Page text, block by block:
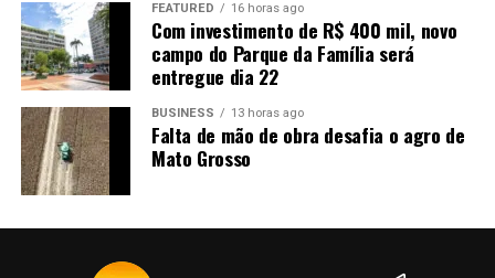
FEATURED 16 horas ago
Com investimento de R$ 400 mil, novo
campo do Parque da Família será
entregue dia 22
BUSINESS 13 horas ago
Falta de mão de obra desafia o agro de
Mato Grosso